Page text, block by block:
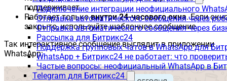
Подключение интеграции неофициального
Отправка автоматического сообщения через
Отправка автоматического сообщения через
Рассылка для Битрикс24
Поддержка групповых чатов в WhatsApp для
WhatsApp + Битрикс24 не работает: что
Частые вопросы: неофициальный WhatsApp в
Telegram для Битрикс24
поддерживает.
Работает тольковнутри 24-часового окна. Если
закрыто, используйте шаблонное сообщение.
Так интерактивное сообщение выглядит в приложении
WhatsApp: